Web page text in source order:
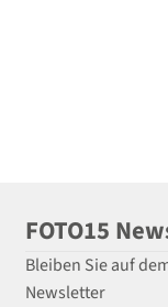
FOTO15
Bleiben Sie auf
Newsletter